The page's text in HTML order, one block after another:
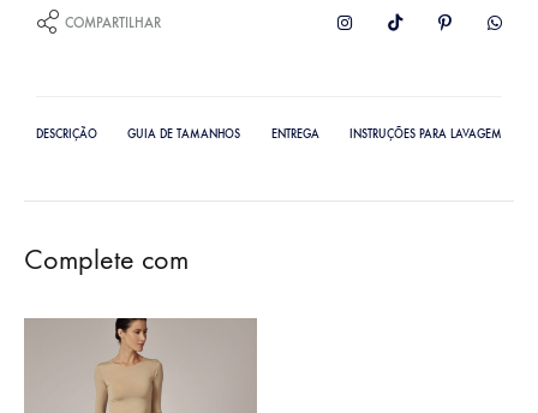
COMPARTILHAR
DESCRIÇÃO GUIA DE TAMANHOS ENTREGA INSTRUÇÕES PARA LAVAGEM
Complete com